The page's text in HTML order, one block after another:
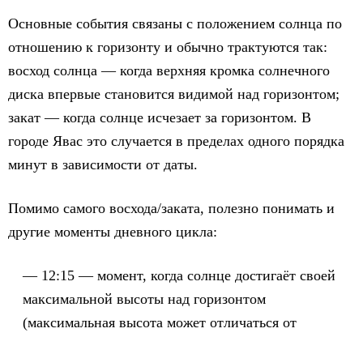
Основные события связаны с положением солнца по
отношению к горизонту и обычно трактуются так:
восход солнца — когда верхняя кромка солнечного
диска впервые становится видимой над горизонтом;
закат — когда солнце исчезает за горизонтом. В
городе Явас это случается в пределах одного порядка
минут в зависимости от даты.
Помимо самого восхода/заката, полезно понимать и
другие моменты дневного цикла:
12:15 — момент, когда солнце достигаёт своей
максимальной высоты над горизонтом
(максимальная высота может отличаться от